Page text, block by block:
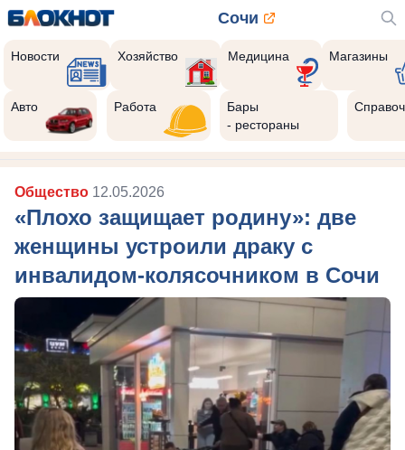
Сочи
Новости Хозяйство Медицина Магазины
Авто Работа
Бары
- рестораны
Общество 12.05.2026
«Плохо защищает родину»: две
женщины устроили драку с
инвалидом-колясочником в Сочи